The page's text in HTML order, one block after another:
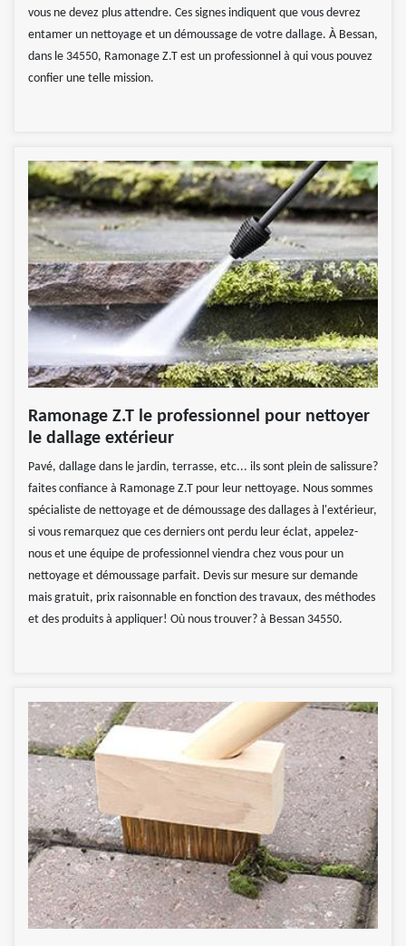
vous ne devez plus attendre. Ces signes indiquent que vous devrez
entamer un nettoyage et un démoussage de votre dallage. À Bessan,
dans le 34550, Ramonage Z.T est un professionnel à qui vous pouvez
confier une telle mission.
Ramonage Z.T le professionnel pour nettoyer
le dallage extérieur
Pavé, dallage dans le jardin, terrasse, etc... ils sont plein de salissure?
faites confiance à Ramonage Z.T pour leur nettoyage. Nous sommes
spécialiste de nettoyage et de démoussage des dallages à l'extérieur,
si vous remarquez que ces derniers ont perdu leur éclat, appelez-
nous et une équipe de professionnel viendra chez vous pour un
nettoyage et démoussage parfait. Devis sur mesure sur demande
mais gratuit, prix raisonnable en fonction des travaux, des méthodes
et des produits à appliquer! Où nous trouver? à Bessan 34550.